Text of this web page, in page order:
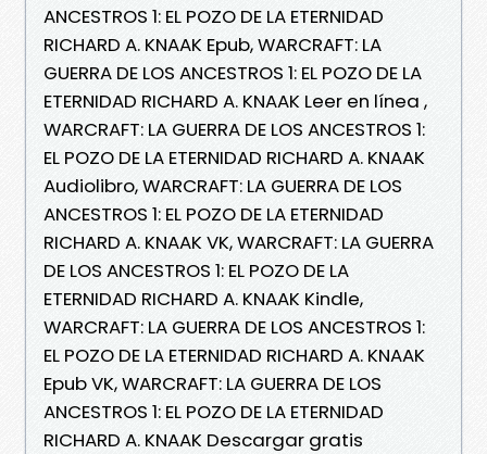
ANCESTROS 1: EL POZO DE LA ETERNIDAD
RICHARD A. KNAAK Epub, WARCRAFT: LA
GUERRA DE LOS ANCESTROS 1: EL POZO DE LA
ETERNIDAD RICHARD A. KNAAK Leer en línea ,
WARCRAFT: LA GUERRA DE LOS ANCESTROS 1:
EL POZO DE LA ETERNIDAD RICHARD A. KNAAK
Audiolibro, WARCRAFT: LA GUERRA DE LOS
ANCESTROS 1: EL POZO DE LA ETERNIDAD
RICHARD A. KNAAK VK, WARCRAFT: LA GUERRA
DE LOS ANCESTROS 1: EL POZO DE LA
ETERNIDAD RICHARD A. KNAAK Kindle,
WARCRAFT: LA GUERRA DE LOS ANCESTROS 1:
EL POZO DE LA ETERNIDAD RICHARD A. KNAAK
Epub VK, WARCRAFT: LA GUERRA DE LOS
ANCESTROS 1: EL POZO DE LA ETERNIDAD
RICHARD A. KNAAK Descargar gratis